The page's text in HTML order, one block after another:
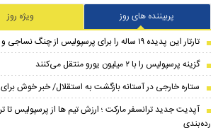
پربیننده های روز
ویژه روز
تارتار این پدیده ۱۹ ساله را برای پرسپولیس از چنگ نساجی و تراکتور درآورد
گزینه پرسپولیس را با ۲ میلیون یورو منتقل می‌کنند
ستاره خارجی در آستانه بازگشت به استقلال/ خبر خوش
​آپدیت جدید ترانسفر مارکت ؛ ارزش تیم ها از پرسپولیس تا
رده‌بندی